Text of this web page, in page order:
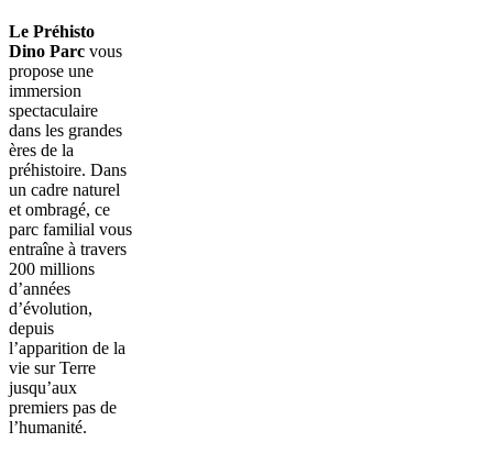
Le Préhisto
Dino Parc vous
propose une
immersion
spectaculaire
dans les grandes
ères de la
préhistoire. Dans
un cadre naturel
et ombragé, ce
parc familial vous
entraîne à travers
200 millions
d’années
d’évolution,
depuis
l’apparition de la
vie sur Terre
jusqu’aux
premiers pas de
l’humanité.